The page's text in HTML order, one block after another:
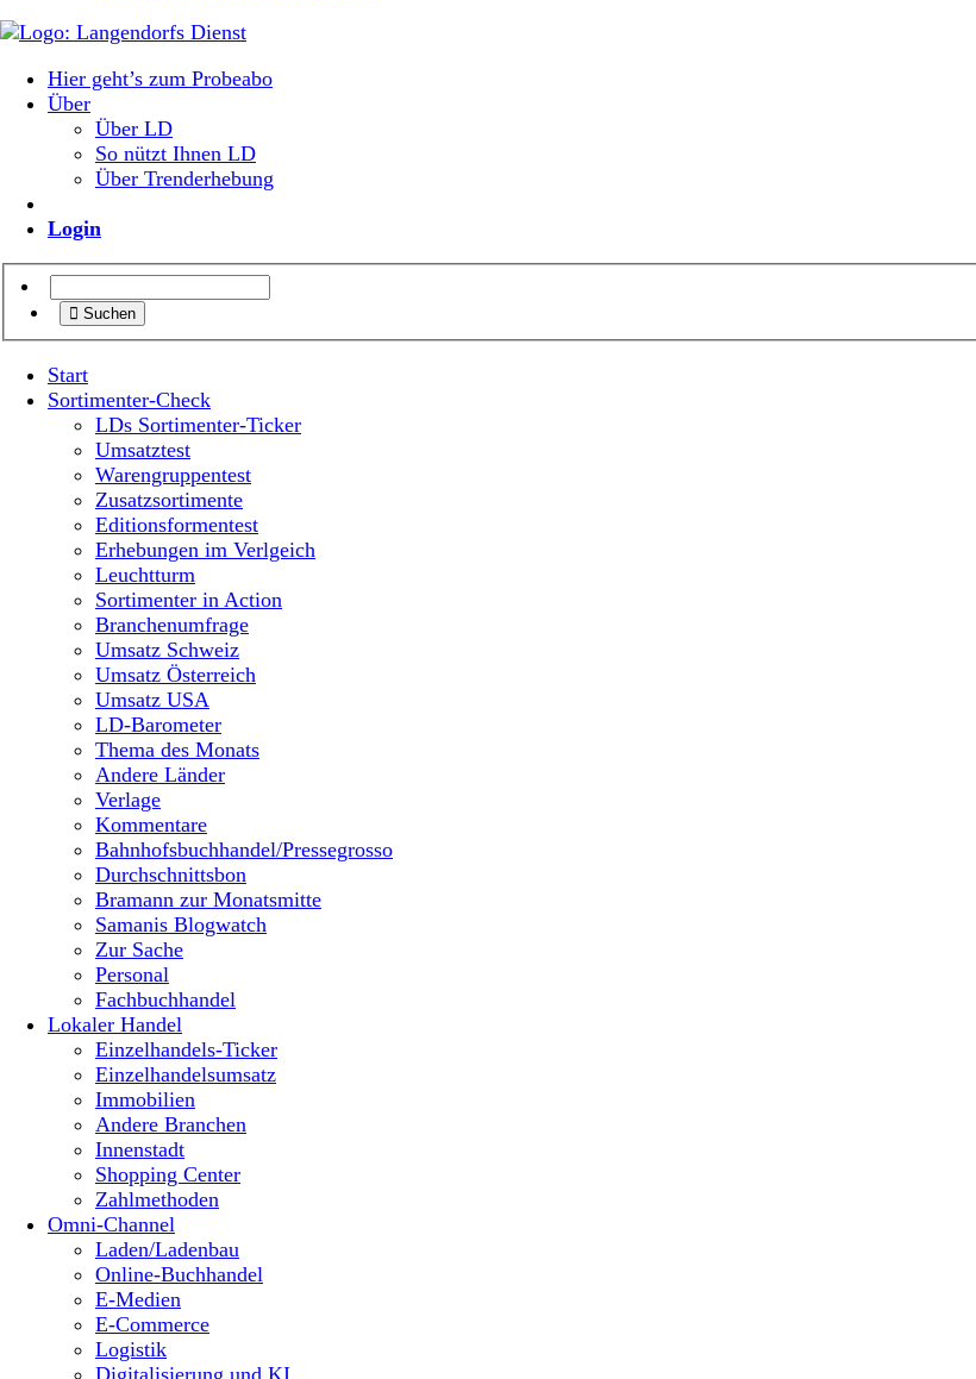
Hier geht’s zum Probeabo
Über
Über LD
So nützt Ihnen LD
Über Trenderhebung
Login
Suchen
Start
Sortimenter-Check
LDs Sortimenter-Ticker
Umsatztest
Warengruppentest
Zusatzsortimente
Editionsformentest
Erhebungen im Verlgeich
Leuchtturm
Sortimenter in Action
Branchenumfrage
Umsatz Schweiz
Umsatz Österreich
Umsatz USA
LD-Barometer
Thema des Monats
Andere Länder
Verlage
Kommentare
Bahnhofsbuchhandel/Pressegrosso
Durchschnittsbon
Bramann zur Monatsmitte
Samanis Blogwatch
Zur Sache
Personal
Fachbuchhandel
Lokaler Handel
Einzelhandels-Ticker
Einzelhandelsumsatz
Immobilien
Andere Branchen
Innenstadt
Shopping Center
Zahlmethoden
Omni-Channel
Laden/Ladenbau
Online-Buchhandel
E-Medien
E-Commerce
Logistik
Digitalisierung und KI